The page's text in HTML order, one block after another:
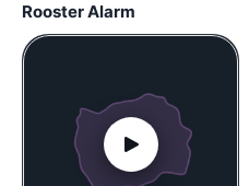
Rooster Alarm